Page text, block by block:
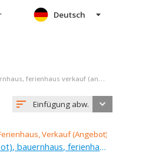
Deutsch
ferienhaus verkauf (angebot) Považská Bystrica
Einfügung abw.
Verkauf (Angebot), bauernhaus, ferienhaus, 643 m